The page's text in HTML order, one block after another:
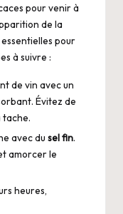
pour venir à
de la
pour
à suivre :
de vin avec un
Évitez de
avec du sel fin.
amorcer le
heures,